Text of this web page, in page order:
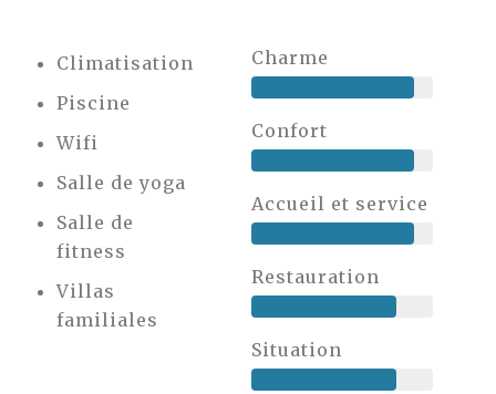
Climatisation
Piscine
Wifi
Salle de yoga
Salle de
fitness
Villas
familiales
Charme
Confort
Accueil et service
Restauration
Situation